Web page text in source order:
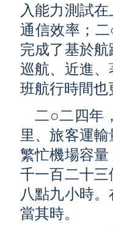
入能力測試
通信效率；
完成了基於
巡航、近進
班航行時間也
二○二四年
里、旅客運
繁忙機場容
千一百二十
八點九小時
當其時。